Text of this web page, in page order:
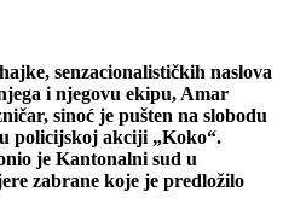
senzacionalističkih naslova
i njegovu ekipu, Amar
sinoć je pušten na slobodu
policijskoj akciji „Koko“.
je Kantonalni sud u
zabrane koje je predložilo